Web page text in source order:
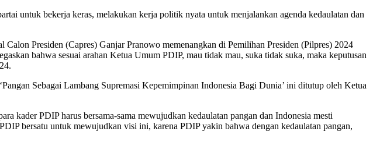
untuk bekerja keras, melakukan kerja politik nyata untuk menjalankan agenda kedaulatan dan
Presiden (Capres) Ganjar Pranowo memenangkan di Pemilihan Presiden (Pilpres) 2024
bahwa sesuai arahan Ketua Umum PDIP, mau tidak mau, suka tidak suka, maka keputusan
Sebagai Lambang Supremasi Kepemimpinan Indonesia Bagi Dunia’ ini ditutup oleh Ketua
kader PDIP harus bersama-sama mewujudkan kedaulatan pangan dan Indonesia mesti
bersatu untuk mewujudkan visi ini, karena PDIP yakin bahwa dengan kedaulatan pangan,